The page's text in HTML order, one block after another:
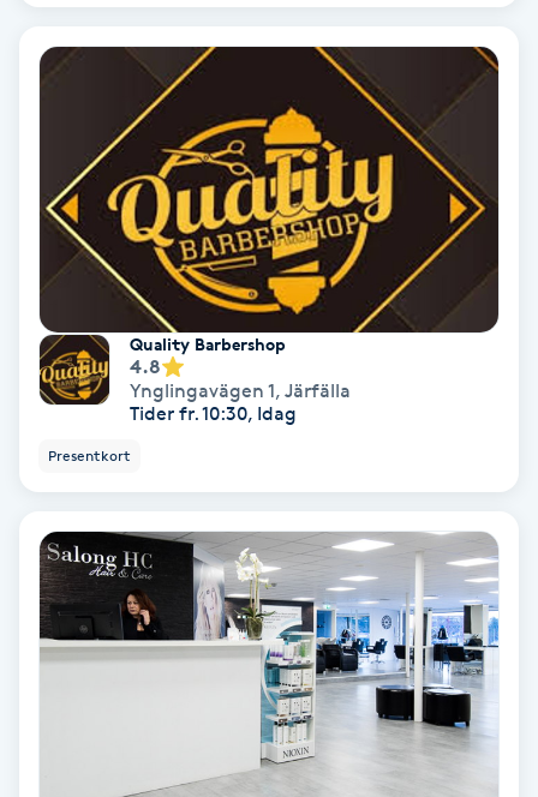
Damklippning
Diamantslipning
Enzympeeling
Extensions
Extensions borttagning
Face framing
Faceliftmassage
Quality Barbershop
4.8
Ynglingavägen 1, Järfälla
Tider fr. 10:30, Idag
Presentkort